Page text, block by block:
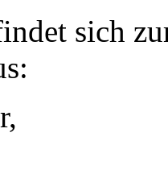
sich